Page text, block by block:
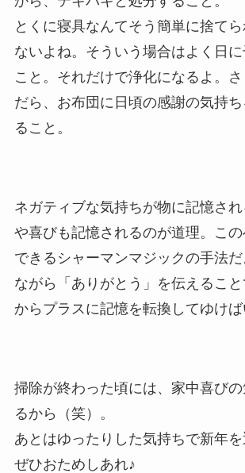
とくに寝具なんてそう簡単に捨て
ないよね。そういう場合はよく日
こと。それだけで浄化になるよ。
だら、お布団に日頃の感謝の気持
ること。
ネガティブな気持ちが物に記憶さ
や喜びも記憶されるのが道理。こ
できるシャーマンマジックの手法
ながら「ありがとう」を伝えるこ
からプラスに記憶を転換してゆけば
掃除が終わった頃には、家中喜び
るから（笑）。
あとはゆったりした気持ちで新年を
ぜひおためしあれ♪